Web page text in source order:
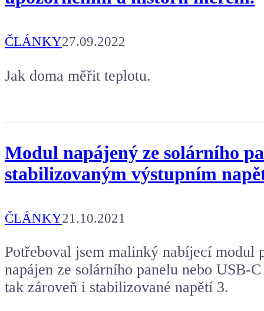
ČLÁNKY27.09.2022
Jak doma měřit teplotu.
Modul napájený ze solárního
stabilizovaným výstupním
ČLÁNKY21.10.2021
Potřeboval jsem malinký nabíjecí
napájen ze solárního panelu nebo USB-
tak zároveň i stabilizované napětí 3.